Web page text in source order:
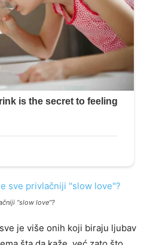
“slow love”?
je više onih koji biraju ljubav